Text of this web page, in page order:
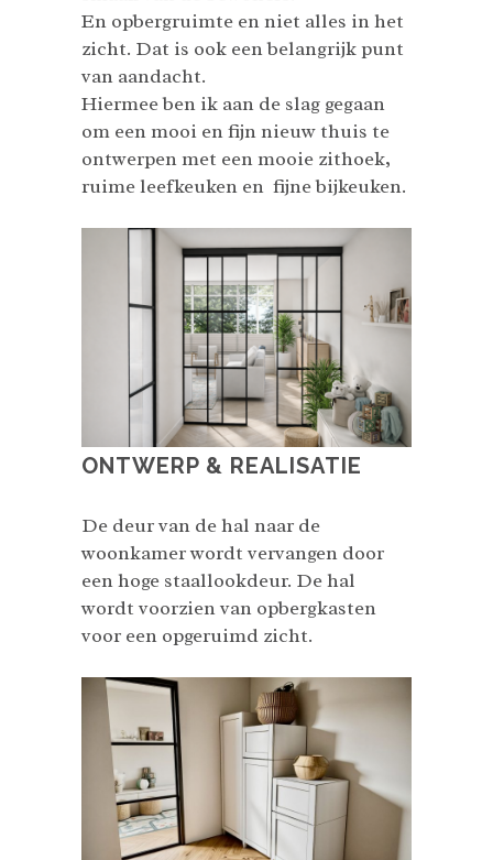
En opbergruimte en niet alles in het
zicht. Dat is ook een belangrijk punt
van aandacht.
Hiermee ben ik aan de slag gegaan
om een mooi en fijn nieuw thuis te
ontwerpen met een mooie zithoek,
ruime leefkeuken en fijne bijkeuken.
ONTWERP & REALISATIE
De deur van de hal naar de
woonkamer wordt vervangen door
een hoge staallookdeur. De hal
wordt voorzien van opbergkasten
voor een opgeruimd zicht.